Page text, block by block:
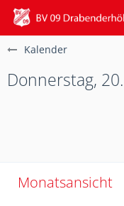
Kalender
Donnerstag,
Monatsansicht